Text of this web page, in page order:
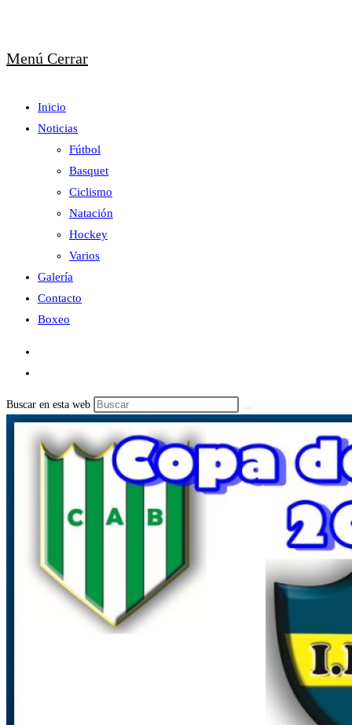
Menú Cerrar
Inicio
Noticias
Fútbol
Basquet
Ciclismo
Natación
Hockey
Varios
Galería
Contacto
Boxeo
Buscar en esta web